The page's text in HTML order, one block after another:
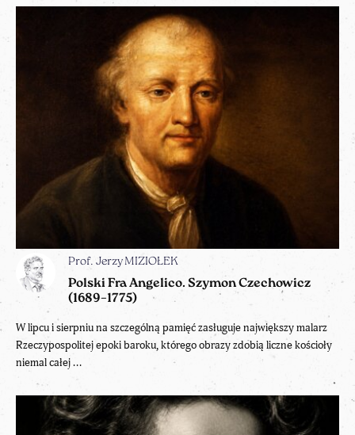
Prof. Jerzy MIZIOŁEK
Polski Fra Angelico. Szymon Czechowicz
(1689–1775)
W lipcu i sierpniu na szczególną pamięć zasługuje największy malarz
Rzeczypospolitej epoki baroku, którego obrazy zdobią liczne kościoły
niemal całej ...